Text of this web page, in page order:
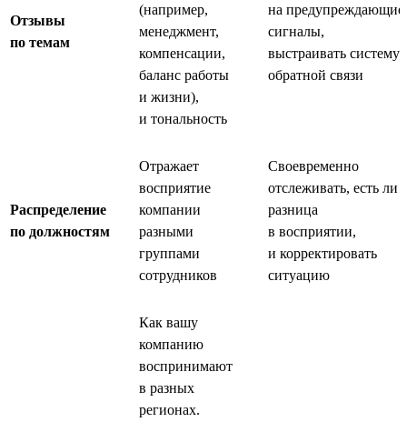
Отзывы
по темам
(например,
менеджмент,
компенсации,
баланс работы
и жизни),
и тональность
на предупреждающие
сигналы,
выстраивать систему
обратной связи
Распределение
по должностям
Отражает
восприятие
компании
разными
группами
сотрудников
Своевременно
отслеживать, есть ли
разница
в восприятии,
и корректировать
ситуацию
Как вашу
компанию
воспринимают
в разных
регионах.